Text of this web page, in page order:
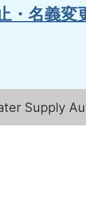
・名義変
Supply